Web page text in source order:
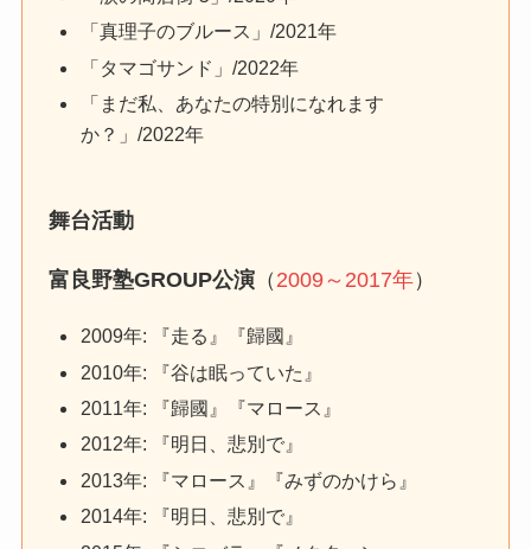
「真理子のブルース」/2021年
「タマゴサンド」/2022年
「まだ私、あなたの特別になれます
か？」/2022年
舞台活動
富良野塾GROUP公演 （ 2009～2017年）
2009年: 『走る』『歸國』
2010年: 『谷は眠っていた』
2011年: 『歸國』『マロース』
2012年: 『明日、悲別で』
2013年: 『マロース』『みずのかけら』
2014年: 『明日、悲別で』